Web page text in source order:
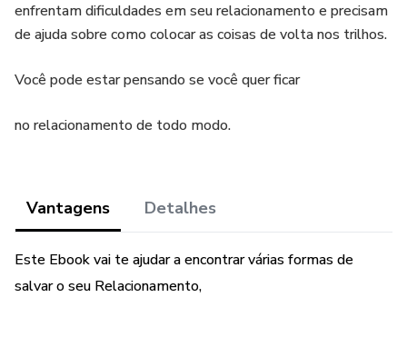
enfrentam dificuldades em seu relacionamento e precisam
de ajuda sobre como colocar as coisas de volta nos trilhos.
Você pode estar pensando se você quer ficar
no relacionamento de todo modo.
Vantagens Detalhes
Este Ebook vai te ajudar a encontrar várias formas de
salvar o seu Relacionamento,